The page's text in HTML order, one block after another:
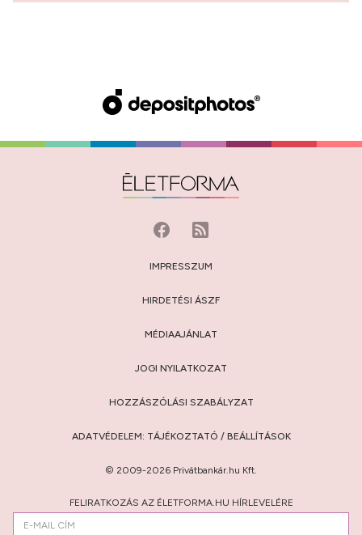
IMPRESSZUM
HIRDETÉSI ÁSZF
MÉDIAAJÁNLAT
JOGI NYILATKOZAT
HOZZÁSZÓLÁSI SZABÁLYZAT
ADATVÉDELEM: TÁJÉKOZTATÓ / BEÁLLÍTÁSOK
© 2009-2026 Privátbankár.hu Kft.
FELIRATKOZÁS AZ ÉLETFORMA.HU HÍRLEVELÉRE